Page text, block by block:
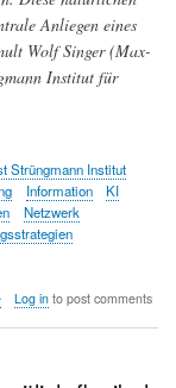
Anliegen eines
Wolf Singer (Max-
Institut für
Strüngmann Institut
Information
KI
Netzwerk
about
Log into post comments